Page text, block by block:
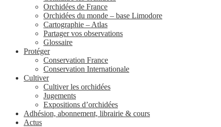
Orchidées de France
Orchidées du monde – base Limodore
Cartographie – Atlas
Partager vos observations
Glossaire
Protéger
Conservation France
Conservation Internationale
Cultiver
Cultiver les orchidées
Jugements
Expositions d’orchidées
Adhésion, abonnement, librairie & cours
Actus